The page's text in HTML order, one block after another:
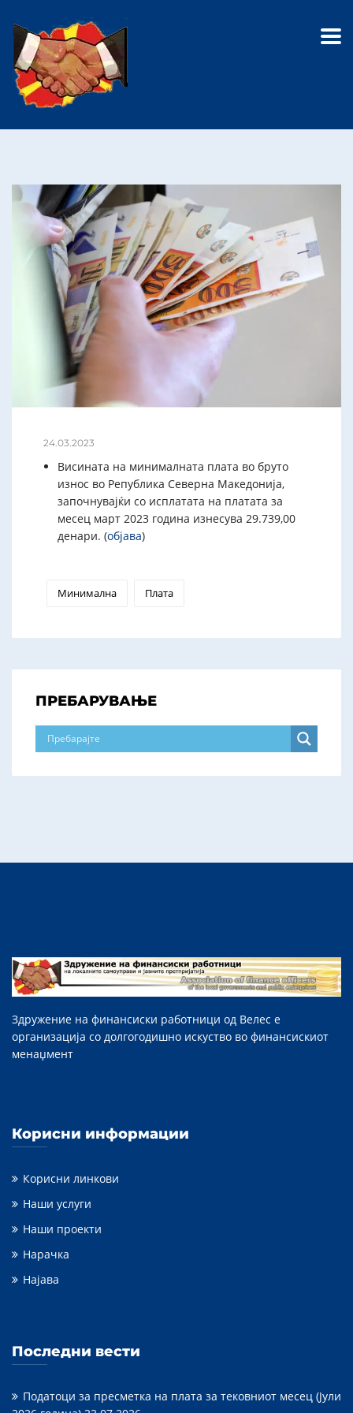
24.03.2023
Висината на минималната плата во бруто
износ во Република Северна Македонија,
започнувајќи со исплатата на платата за
месец март 2023 година изнесува 29.739,00
денари. (објава)
Минимална Плата
ПРЕБАРУВАЊЕ
Здружение на финансиски работници од Велес е
организација со долгогодишно искуство во финансискиот
менаџмент
Корисни информации
Корисни линкови
Наши услуги
Наши проекти
Нарачка
Најава
Последни вести
Податоци за пресметка на плата за тековниот месец (Јули